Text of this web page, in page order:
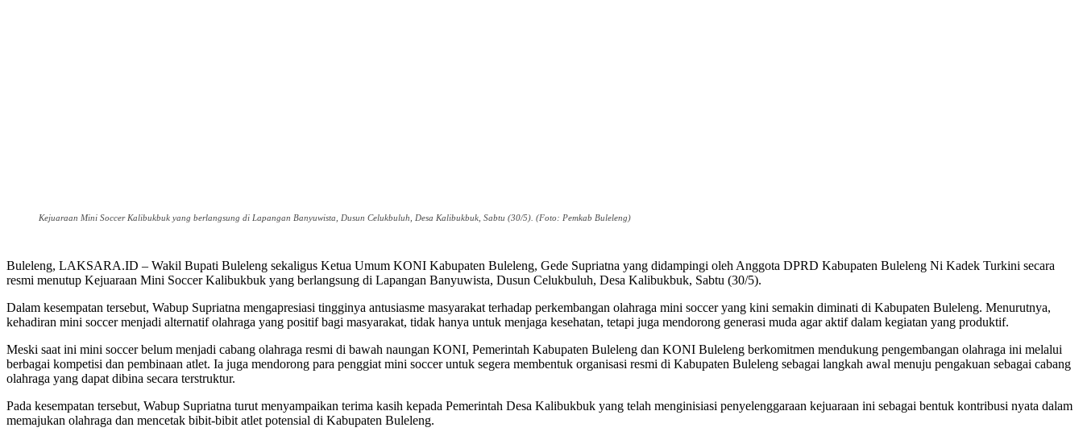
Kejuaraan Mini Soccer Kalibukbuk yang berlangsung di Lapangan Banyuwista, Dusun Celukbuluh, Desa Kalibukbuk, Sabtu (30/5). (Foto: Pemkab Buleleng)
Buleleng, LAKSARA.ID – Wakil Bupati Buleleng sekaligus Ketua Umum KONI Kabupaten Buleleng, Gede Supriatna yang didampingi oleh Anggota DPRD Kabupaten Buleleng Ni Kadek Turkini secara
resmi menutup Kejuaraan Mini Soccer Kalibukbuk yang berlangsung di Lapangan Banyuwista, Dusun Celukbuluh, Desa Kalibukbuk, Sabtu (30/5).
Dalam kesempatan tersebut, Wabup Supriatna mengapresiasi tingginya antusiasme masyarakat terhadap perkembangan olahraga mini soccer yang kini semakin diminati di Kabupaten Buleleng. Menurutnya,
kehadiran mini soccer menjadi alternatif olahraga yang positif bagi masyarakat, tidak hanya untuk menjaga kesehatan, tetapi juga mendorong generasi muda agar aktif dalam kegiatan yang produktif.
Meski saat ini mini soccer belum menjadi cabang olahraga resmi di bawah naungan KONI, Pemerintah Kabupaten Buleleng dan KONI Buleleng berkomitmen mendukung pengembangan olahraga ini melalui
berbagai kompetisi dan pembinaan atlet. Ia juga mendorong para penggiat mini soccer untuk segera membentuk organisasi resmi di Kabupaten Buleleng sebagai langkah awal menuju pengakuan sebagai cabang
olahraga yang dapat dibina secara terstruktur.
Pada kesempatan tersebut, Wabup Supriatna turut menyampaikan terima kasih kepada Pemerintah Desa Kalibukbuk yang telah menginisiasi penyelenggaraan kejuaraan ini sebagai bentuk kontribusi nyata dalam
memajukan olahraga dan mencetak bibit-bibit atlet potensial di Kabupaten Buleleng.